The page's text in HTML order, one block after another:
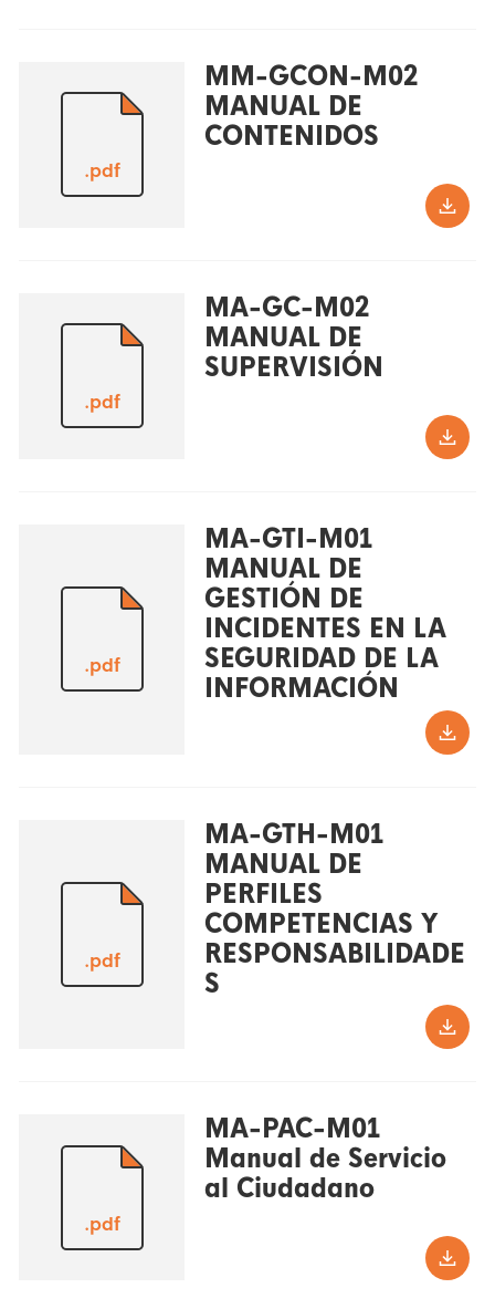
.pdf
MM-GCON-M02
MANUAL DE
CONTENIDOS
.pdf
MA-GC-M02
MANUAL DE
SUPERVISIÓN
.pdf
MA-GTI-M01
MANUAL DE
GESTIÓN DE
INCIDENTES EN LA
SEGURIDAD DE LA
INFORMACIÓN
.pdf
MA-GTH-M01
MANUAL DE
PERFILES
COMPETENCIAS Y
RESPONSABILIDADE
S
.pdf
MA-PAC-M01
Manual de Servicio
al Ciudadano